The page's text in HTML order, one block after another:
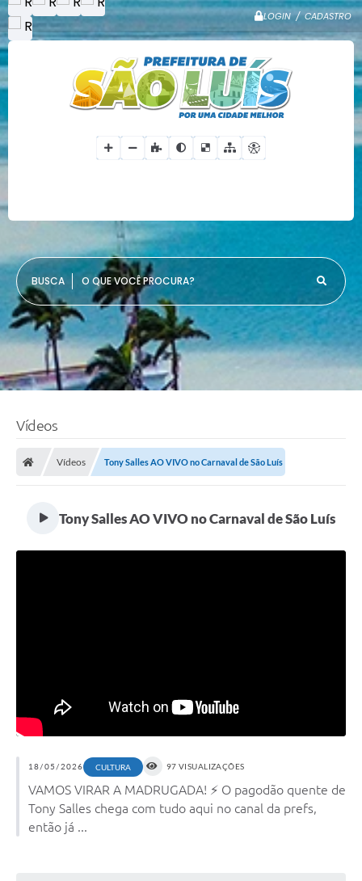
LOGIN / CADASTRO
O QUE VOCÊ PROCURA?
Vídeos
Vídeos Tony Salles AO VIVO no Carnaval de São Luís
Tony Salles AO VIVO no Carnaval de São Luís
18/05/2026 CULTURA 97 VISUALIZAÇÕES
VAMOS VIRAR A MADRUGADA! ⚡ O pagodão quente de
Tony Salles chega com tudo aqui no canal da prefs,
então já ...